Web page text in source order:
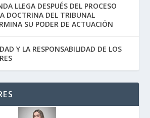
LLEGA DESPUÉS DEL PROCESO
DOCTRINA DEL TRIBUNAL
SU PODER DE ACTUACIÓN
Y LA RESPONSABILIDAD DE LOS